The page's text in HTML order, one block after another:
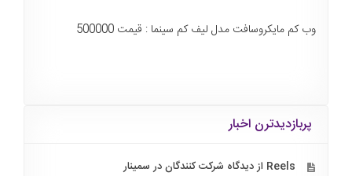
وب کم مایکروسافت مدل لیف کم سینما : قیمت 500000
پربازدیدترن اخبار
Reels از دیدگاه شرکت کنندگان در سمینار